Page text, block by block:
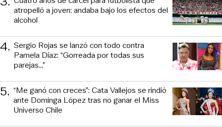
atropelló a joven: andaba bajo los efectos del
alcohol
4. Sergio Rojas se lanzó con todo contra
Pamela Díaz: “Gorreada por todas sus
parejas…”
5. “Me ganó con creces”: Cata Vallejos se rindió
ante Dominga López tras no ganar el Miss
Universo Chile